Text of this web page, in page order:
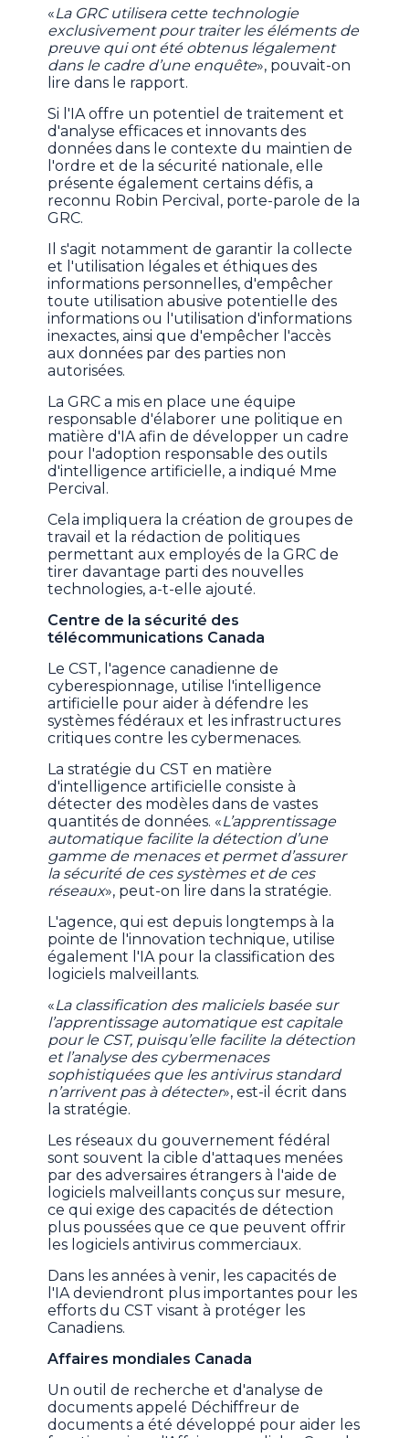
«La GRC utilisera cette technologie
exclusivement pour traiter les éléments de
preuve qui ont été obtenus légalement
dans le cadre d’une enquête», pouvait-on
lire dans le rapport.
Si l'IA offre un potentiel de traitement et
d'analyse efficaces et innovants des
données dans le contexte du maintien de
l'ordre et de la sécurité nationale, elle
présente également certains défis, a
reconnu Robin Percival, porte-parole de la
GRC.
Il s'agit notamment de garantir la collecte
et l'utilisation légales et éthiques des
informations personnelles, d'empêcher
toute utilisation abusive potentielle des
informations ou l'utilisation d'informations
inexactes, ainsi que d'empêcher l'accès
aux données par des parties non
autorisées.
La GRC a mis en place une équipe
responsable d'élaborer une politique en
matière d'IA afin de développer un cadre
pour l'adoption responsable des outils
d'intelligence artificielle, a indiqué Mme
Percival.
Cela impliquera la création de groupes de
travail et la rédaction de politiques
permettant aux employés de la GRC de
tirer davantage parti des nouvelles
technologies, a-t-elle ajouté.
Centre de la sécurité des
télécommunications Canada
Le CST, l'agence canadienne de
cyberespionnage, utilise l'intelligence
artificielle pour aider à défendre les
systèmes fédéraux et les infrastructures
critiques contre les cybermenaces.
La stratégie du CST en matière
d'intelligence artificielle consiste à
détecter des modèles dans de vastes
quantités de données. «L’apprentissage
automatique facilite la détection d’une
gamme de menaces et permet d’assurer
la sécurité de ces systèmes et de ces
réseaux», peut-on lire dans la stratégie.
L'agence, qui est depuis longtemps à la
pointe de l'innovation technique, utilise
également l'IA pour la classification des
logiciels malveillants.
«La classification des maliciels basée sur
l’apprentissage automatique est capitale
pour le CST, puisqu’elle facilite la détection
et l’analyse des cybermenaces
sophistiquées que les antivirus standard
n’arrivent pas à détecter», est-il écrit dans
la stratégie.
Les réseaux du gouvernement fédéral
sont souvent la cible d'attaques menées
par des adversaires étrangers à l'aide de
logiciels malveillants conçus sur mesure,
ce qui exige des capacités de détection
plus poussées que ce que peuvent offrir
les logiciels antivirus commerciaux.
Dans les années à venir, les capacités de
l'IA deviendront plus importantes pour les
efforts du CST visant à protéger les
Canadiens.
Affaires mondiales Canada
Un outil de recherche et d'analyse de
documents appelé Déchiffreur de
documents a été développé pour aider les